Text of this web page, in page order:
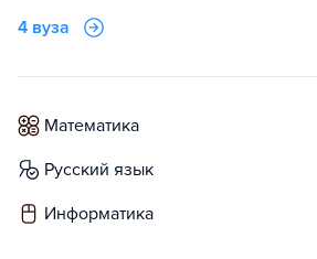
4 вуза
математика
русский язык
информатика